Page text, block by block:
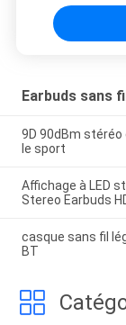
Earbuds sans
9D 90dBm
le sport
Affichage à LED
Stereo Earbuds
casque sans fil
BT